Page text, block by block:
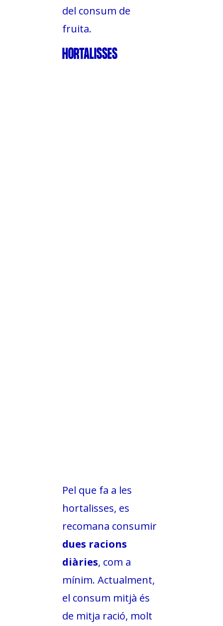
del consum de
fruita.
HORTALISSES
Pel que fa a les
hortalisses, es
recomana consumir
dues racions
diàries, com a
mínim. Actualment,
el consum mitjà és
de mitja ració, molt